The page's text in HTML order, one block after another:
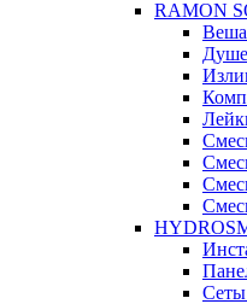
RAMON
Сеты